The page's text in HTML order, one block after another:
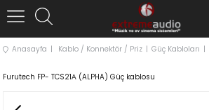
Anasayfa Kablo / Konnektör / Priz Güç Kabloları
Furutech FP- TCS21Α (ALPHA) Güç kablosu